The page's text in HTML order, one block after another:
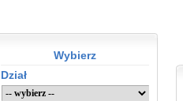
Wybierz
Dział